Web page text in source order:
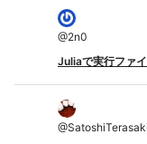
@2n0
Juliaで実行ファ
@SatoshiTerasaki